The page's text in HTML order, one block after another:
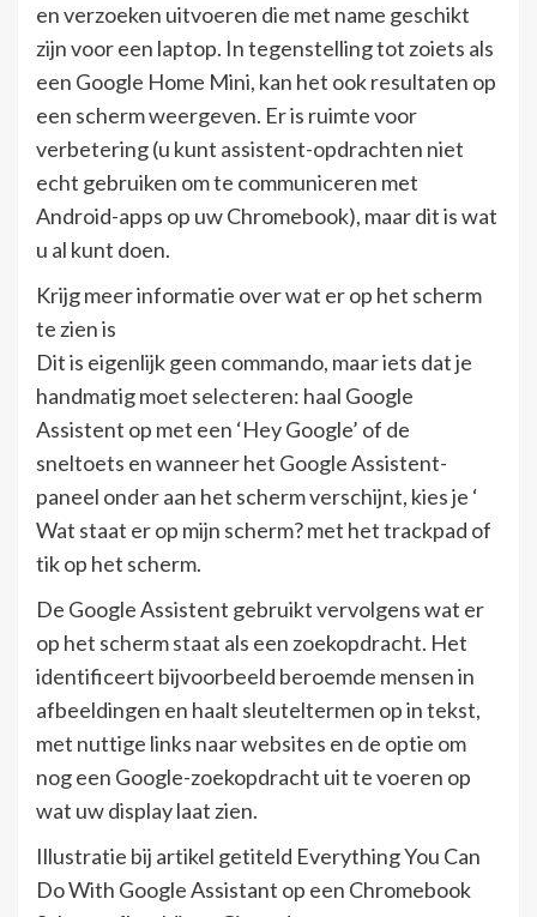
en verzoeken uitvoeren die met name geschikt
zijn voor een laptop. In tegenstelling tot zoiets als
een Google Home Mini, kan het ook resultaten op
een scherm weergeven. Er is ruimte voor
verbetering (u kunt assistent-opdrachten niet
echt gebruiken om te communiceren met
Android-apps op uw Chromebook), maar dit is wat
u al kunt doen.
Krijg meer informatie over wat er op het scherm
te zien is
Dit is eigenlijk geen commando, maar iets dat je
handmatig moet selecteren: haal Google
Assistent op met een ‘Hey Google’ of de
sneltoets en wanneer het Google Assistent-
paneel onder aan het scherm verschijnt, kies je ‘
Wat staat er op mijn scherm? met het trackpad of
tik op het scherm.
De Google Assistent gebruikt vervolgens wat er
op het scherm staat als een zoekopdracht. Het
identificeert bijvoorbeeld beroemde mensen in
afbeeldingen en haalt sleuteltermen op in tekst,
met nuttige links naar websites en de optie om
nog een Google-zoekopdracht uit te voeren op
wat uw display laat zien.
Illustratie bij artikel getiteld Everything You Can
Do With Google Assistant op een Chromebook